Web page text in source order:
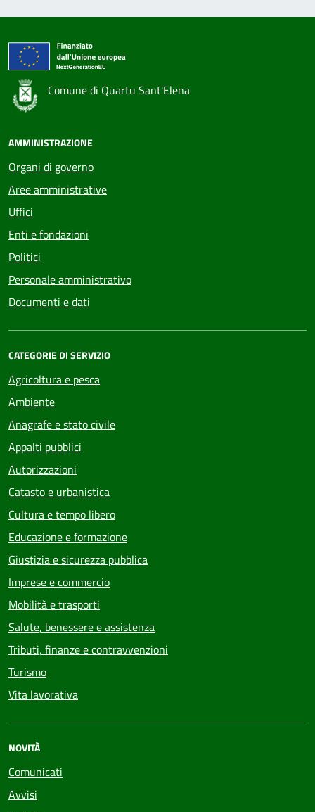
Comune di Quartu Sant'Elena
AMMINISTRAZIONE
Organi di governo
Aree amministrative
Uffici
Enti e fondazioni
Politici
Personale amministrativo
Documenti e dati
CATEGORIE DI SERVIZIO
Agricoltura e pesca
Ambiente
Anagrafe e stato civile
Appalti pubblici
Autorizzazioni
Catasto e urbanistica
Cultura e tempo libero
Educazione e formazione
Giustizia e sicurezza pubblica
Imprese e commercio
Mobilità e trasporti
Salute, benessere e assistenza
Tributi, finanze e contravvenzioni
Turismo
Vita lavorativa
NOVITÀ
Comunicati
Avvisi